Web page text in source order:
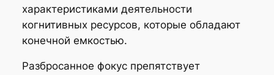
характеристиками деятельности
когнитивных ресурсов, которые обладают
конечной емкостью.
Разбросанное фокус препятствует